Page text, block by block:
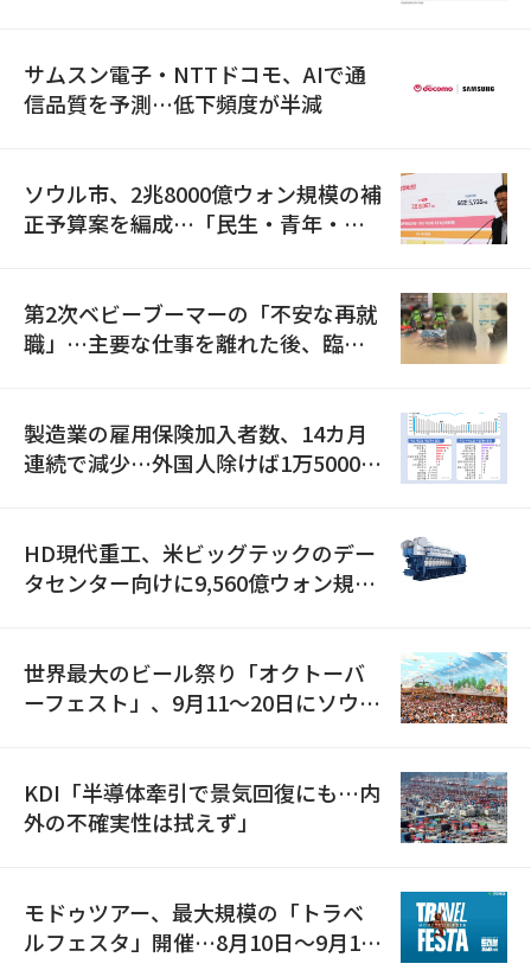
サムスン電子・NTTドコモ、AIで通
信品質を予測…低下頻度が半減
ソウル市、2兆8000億ウォン規模の補
正予算案を編成…「民生・青年・安
第2次ベビーブーマーの「不安な再就
職」…主要な仕事を離れた後、臨時
製造業の雇用保険加入者数、14カ月
連続で減少…外国人除けば1万5000人
HD現代重工、米ビッグテックのデー
タセンター向けに9,560億ウォン規模
世界最大のビール祭り「オクトーバ
ーフェスト」、9月11〜20日にソウル
KDI「半導体牽引で景気回復にも…内
外の不確実性は拭えず」
モドゥツアー、最大規模の「トラベ
ルフェスタ」開催…8月10日～9月11